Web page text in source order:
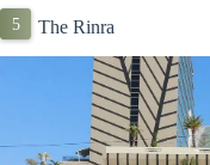
The Rinra